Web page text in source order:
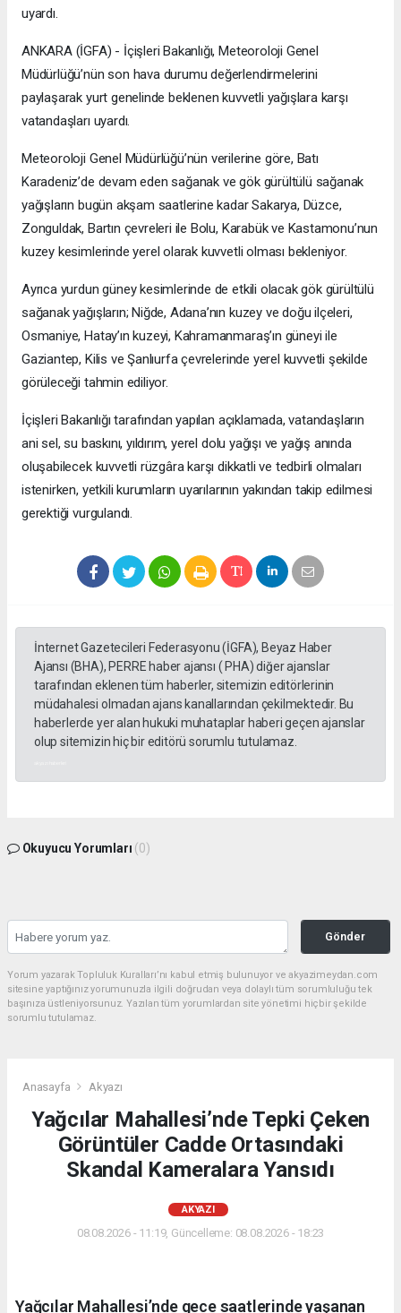
uyardı.
ANKARA (İGFA) - İçişleri Bakanlığı, Meteoroloji Genel
Müdürlüğü’nün son hava durumu değerlendirmelerini
paylaşarak yurt genelinde beklenen kuvvetli yağışlara karşı
vatandaşları uyardı.
Meteoroloji Genel Müdürlüğü’nün verilerine göre, Batı
Karadeniz’de devam eden sağanak ve gök gürültülü sağanak
yağışların bugün akşam saatlerine kadar Sakarya, Düzce,
Zonguldak, Bartın çevreleri ile Bolu, Karabük ve Kastamonu’nun
kuzey kesimlerinde yerel olarak kuvvetli olması bekleniyor.
Ayrıca yurdun güney kesimlerinde de etkili olacak gök gürültülü
sağanak yağışların; Niğde, Adana’nın kuzey ve doğu ilçeleri,
Osmaniye, Hatay’ın kuzeyi, Kahramanmaraş’ın güneyi ile
Gaziantep, Kilis ve Şanlıurfa çevrelerinde yerel kuvvetli şekilde
görüleceği tahmin ediliyor.
İçişleri Bakanlığı tarafından yapılan açıklamada, vatandaşların
ani sel, su baskını, yıldırım, yerel dolu yağışı ve yağış anında
oluşabilecek kuvvetli rüzgâra karşı dikkatli ve tedbirli olmaları
istenirken, yetkili kurumların uyarılarının yakından takip edilmesi
gerektiği vurgulandı.
İnternet Gazetecileri Federasyonu (İGFA), Beyaz Haber
Ajansı (BHA), PERRE haber ajansı ( PHA) diğer ajanslar
tarafından eklenen tüm haberler, sitemizin editörlerinin
müdahalesi olmadan ajans kanallarından çekilmektedir. Bu
haberlerde yer alan hukuki muhataplar haberi geçen ajanslar
olup sitemizin hiç bir editörü sorumlu tutulamaz.
Okuyucu Yorumları (0)
Gönder
Yorum yazarak Topluluk Kuralları’nı kabul etmiş bulunuyor ve akyazimeydan.com
sitesine yaptığınız yorumunuzla ilgili doğrudan veya dolaylı tüm sorumluluğu tek
başınıza üstleniyorsunuz. Yazılan tüm yorumlardan site yönetimi hiçbir şekilde
sorumlu tutulamaz.
Anasayfa Akyazı
Yağcılar Mahallesi’nde Tepki Çeken
Görüntüler Cadde Ortasındaki
Skandal Kameralara Yansıdı
AKYAZI
08.08.2026 - 11:19, Güncelleme: 08.08.2026 - 18:23
Yağcılar Mahallesi’nde gece saatlerinde yaşanan